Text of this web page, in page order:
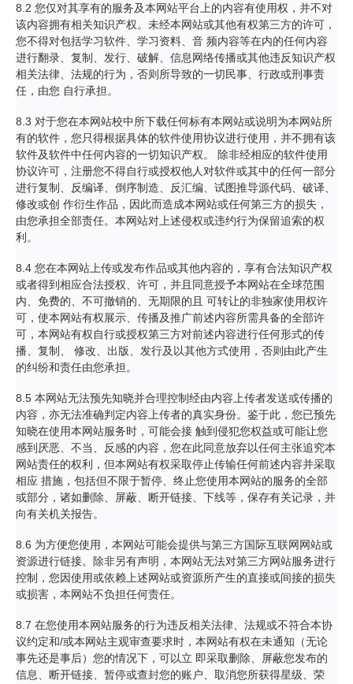
8.2 您仅对其享有的服务及本网站平台上的内容有使用权，并不对
该内容拥有相关知识产权。未经本网站或其他有权第三方的许可，
您不得对包括学习软件、学习资料、音 频内容等在内的任何内容
进行翻录、复制、发行、破解、信息网络传播或其他违反知识产权
相关法律、法规的行为，否则所导致的一切民事、行政或刑事责
任，由您 自行承担。
8.3 对于您在本网站校中所下载任何标有本网站或说明为本网站所
有的软件，您只得根据具体的软件使用协议进行使用，并不拥有该
软件及软件中任何内容的一切知识产权。 除非经相应的软件使用
协议许可，注册您不得自行或授权他人对软件或其中的任何一部分
进行复制、反编译、倒序制造、反汇编、试图推导源代码、破译、
修改或创 作衍生作品，因此而造成本网站或任何第三方的损失，
由您承担全部责任。本网站对上述侵权或违约行为保留追索的权
利。
8.4 您在本网站上传或发布作品或其他内容的，享有合法知识产权
或者得到相应合法授权、许可，并且同意授予本网站在全球范围
内、免费的、不可撤销的、无期限的且 可转让的非独家使用权许
可，使本网站有权展示、传播及推广前述内容所需具备的全部许
可，本网站有权自行或授权第三方对前述内容进行任何形式的传
播、复制、 修改、出版、发行及以其他方式使用，否则由此产生
的纠纷和责任由您承担。
8.5 本网站无法预先知晓并合理控制经由内容上传者发送或传播的
内容，亦无法准确判定内容上传者的真实身份。鉴于此，您已预先
知晓在使用本网站服务时，可能会接 触到侵犯您权益或可能让您
感到厌恶、不当、反感的内容，您在此同意放弃以任何主张追究本
网站责任的权利，但本网站有权采取停止传输任何前述内容并采取
相应 措施，包括但不限于暂停、终止您使用本网站的服务的全部
或部分，诸如删除、屏蔽、断开链接、下线等，保存有关记录，并
向有关机关报告。
8.6 为方便您使用，本网站可能会提供与第三方国际互联网网站或
资源进行链接。除非另有声明，本网站无法对第三方网站服务进行
控制，您因使用或依赖上述网站或资源所产生的直接或间接的损失
或损害，本网站不负担任何责任。
8.7 在您使用本网站服务的行为违反相关法律、法规或不符合本协
议约定和/或本网站主观审查要求时，本网站有权在未通知（无论
事先还是事后）您的情况下，可以立 即采取删除、屏蔽您发布的
信息、断开链接、暂停或查封您的账户、取消您所获得星级、荣